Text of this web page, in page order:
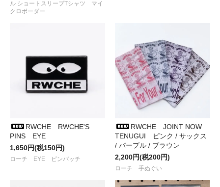
BETTER SHORTSが入荷しました
●2024/ 2/ 5
RIDGE MOUNTAIN GEARから
Fleece Lazy Jacket、Fleece Lazy Pants、
Corduroy Basic Capが入荷しました
●2023/12/21SPECTATOR から新刊文化戦争が入荷しました
●2023/12/ 5Minowa Vest Laboratoryからhigh-spec 3way
スウェット、手袋が入荷しました
ップが入荷しました
●2023/12/ 1
MULTI STOOL & GRILL
CASE、CHAIR & TABLE CASE
などが
入荷しました
●2023/11/26Chaos Fishing Club
刺繍ロゴフリースハット
JM BLANKET、JM
ル ショートスリーブTシャツ マイ
クロボーダー
RWCHE RWCHE'S
PINS EYE
1,650円(税150円)
ローチ EYE ピンバッチ
RWCHE JOINT NOW
TENUGUI ピンク / サックス
/ パープル / ブラウン
2,200円(税200円)
ローチ 手ぬぐい